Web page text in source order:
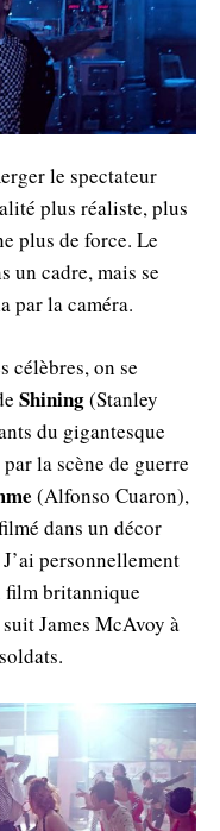
le spectateur
plus réaliste, plus
plus de force. Le
un cadre, mais se
par la caméra.
célèbres, on se
Shining(Stanley
du gigantesque
la scène de guerre
(Alfonso Cuaron),
dans un décor
personnellement
film britannique
James McAvoy à